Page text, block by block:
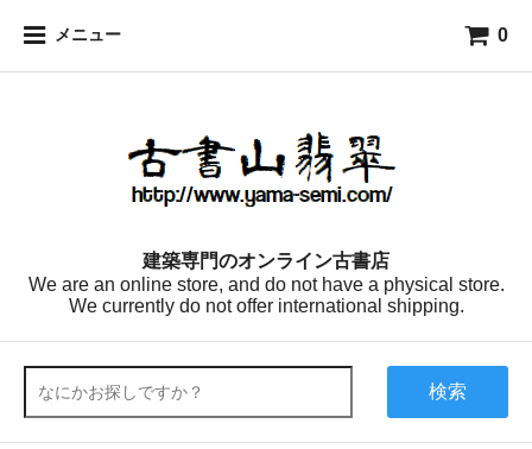
メニュー 0
建築専門のオンライン古書店
We are an online store, and do not have a physical store.
We currently do not offer international shipping.
検索